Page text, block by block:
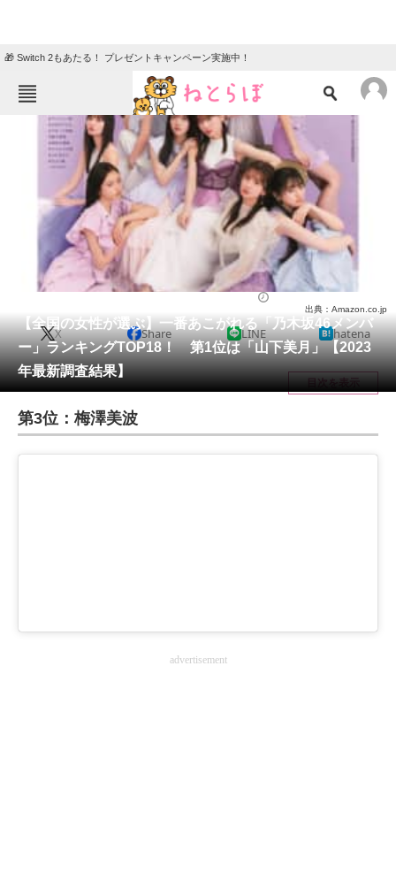
🎁 Switch 2もあたる！ プレゼントキャンペーン実施中！
ねとらぼメニュー
ニュース
クイズ
地域
教育・育児
リサーチ
会員記事
メディア
注目記事を集めた総合ページ
ITの今と未来を見通す
【全国の女性が選ぶ】一番あこがれる「乃木坂46メンバ
ー」ランキングTOP18！ 第1位は「山下美月」【2023
年最新調査結果】
出典：Amazon.co.jp
X Share LINE hatena
目次を表示
第3位：梅澤美波
advertisement